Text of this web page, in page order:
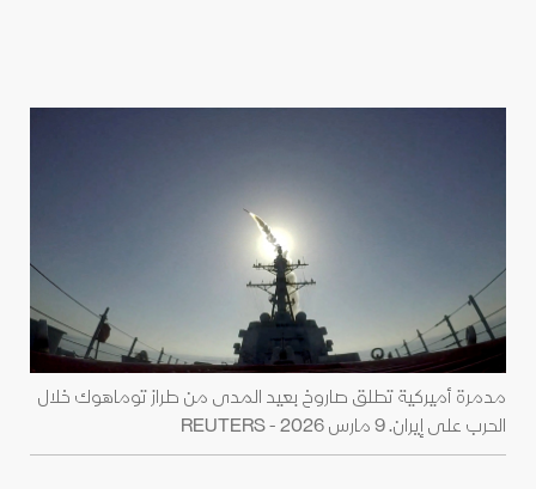
مدمرة أميركية تطلق صاروخ بعيد المدى من طراز توماهوك خلال
الحرب على إيران. 9 مارس 2026 - REUTERS